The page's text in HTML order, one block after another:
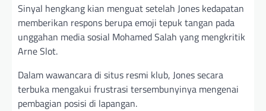
Sinyal hengkang kian menguat setelah Jones kedapatan
memberikan respons berupa emoji tepuk tangan pada
unggahan media sosial Mohamed Salah yang mengkritik
Arne Slot.
Dalam wawancara di situs resmi klub, Jones secara
terbuka mengakui frustrasi tersembunyinya mengenai
pembagian posisi di lapangan.